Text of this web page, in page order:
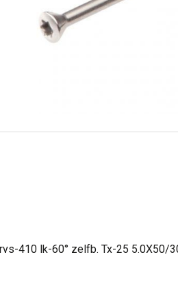
410 lk-60° zelfb. Tx-25 5.0X50/